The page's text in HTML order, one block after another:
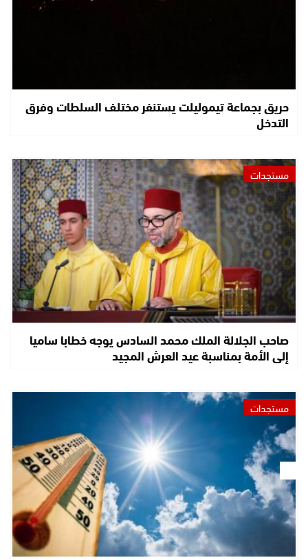
حريق بجماعة تيموليلت يستنفر مختلف السلطات وفرق
التدخل
مستجدات
صاحب الجلالة الملك محمد السادس يوجه خطابا ساميا
إلى الأمة بمناسبة عيد العرش المجيد
مستجدات